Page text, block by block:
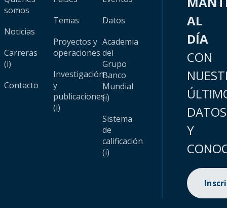
somos
Noticias
Carreras
(i)
Contacto
Temas
Proyectos y
operaciones
Investigación
y
publicaciones
(i)
Datos
Academia
del
Grupo
Banco
Mundial
(i)
Sistema
de
calificación
(i)
AL
DÍA
CON
DATOS
Y